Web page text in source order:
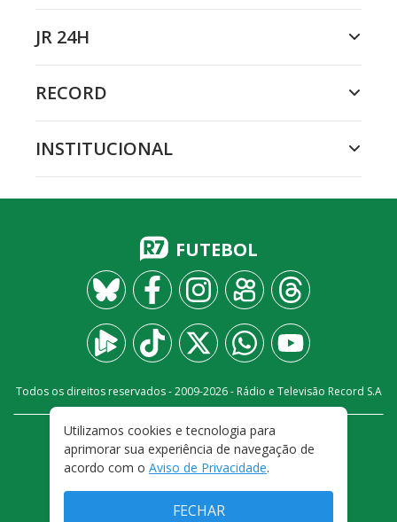
JR 24H
RECORD
INSTITUCIONAL
FUTEBOL
Todos os direitos reservados - 2009-2026- Rádio e Televisão Record S.A
FALE CONOSCO
PRIVACIDADE
TERMOS E CONDIÇÕES DE USO
Utilizamos cookies e tecnologia para
aprimorar sua experiência de navegação de
acordo com o Aviso de Privacidade.
FECHAR